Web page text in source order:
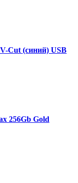
Cut (синий) USB
256Gb Gold